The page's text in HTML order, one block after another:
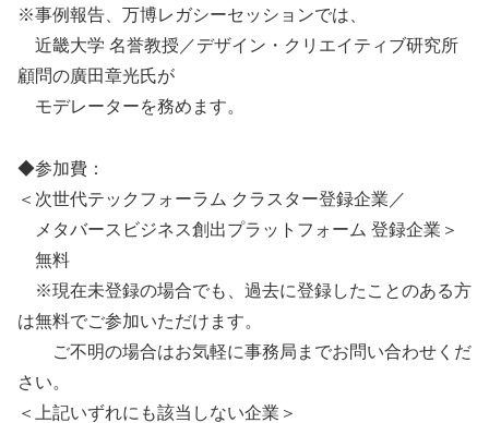
※事例報告、万博レガシーセッションでは、
近畿大学 名誉教授／デザイン・クリエイティブ研究所
顧問の廣田章光氏が
モデレーターを務めます。
◆参加費：
＜次世代テックフォーラム クラスター登録企業／
メタバースビジネス創出プラットフォーム 登録企業＞
無料
※現在未登録の場合でも、過去に登録したことのある方
は無料でご参加いただけます。
ご不明の場合はお気軽に事務局までお問い合わせくだ
さい。
＜上記いずれにも該当しない企業＞